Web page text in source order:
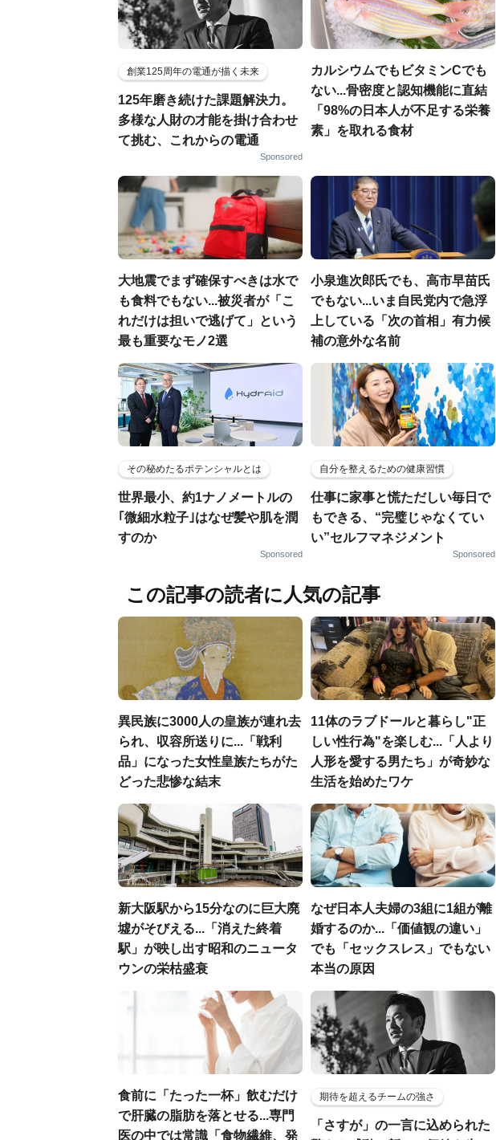
創業125周年の電通が描く未来
125年磨き続けた課題解決力。
多様な人財の才能を掛け合わせ
て挑む、これからの電通
Sponsored
カルシウムでもビタミンCでも
ない...骨密度と認知機能に直結
「98%の日本人が不足する栄養
素」を取れる食材
大地震でまず確保すべきは水で
も食料でもない...被災者が「こ
れだけは担いで逃げて」という
最も重要なモノ2選
小泉進次郎氏でも、高市早苗氏
でもない...いま自民党内で急浮
上している「次の首相」有力候
補の意外な名前
その秘めたるポテンシャルとは
世界最小、約1ナノメートルの
｢微細水粒子｣はなぜ髪や肌を潤
すのか
Sponsored
自分を整えるための健康習慣
仕事に家事と慌ただしい毎日で
もできる、“完璧じゃなくてい
い”セルフマネジメント
Sponsored
この記事の読者に人気の記事
異民族に3000人の皇族が連れ去
られ、収容所送りに...「戦利
品」になった女性皇族たちがた
どった悲惨な結末
11体のラブドールと暮らし"正
しい性行為"を楽しむ...「人より
人形を愛する男たち」が奇妙な
生活を始めたワケ
新大阪駅から15分なのに巨大廃
墟がそびえる...「消えた終着
駅」が映し出す昭和のニュータ
ウンの栄枯盛衰
なぜ日本人夫婦の3組に1組が離
婚するのか...「価値観の違い」
でも「セックスレス」でもない
本当の原因
食前に「たった一杯」飲むだけ
で肝臓の脂肪を落とせる...専門
医の中では常識「食物繊維、発
期待を超えるチームの強さ
「さすが」の一言に込められた